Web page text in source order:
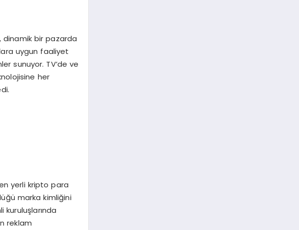
dinamik bir pazarda
uygun faaliyet
sunuyor. TV’de ve
her
yerli kripto para
marka kimliğini
kuruluşlarında
reklam